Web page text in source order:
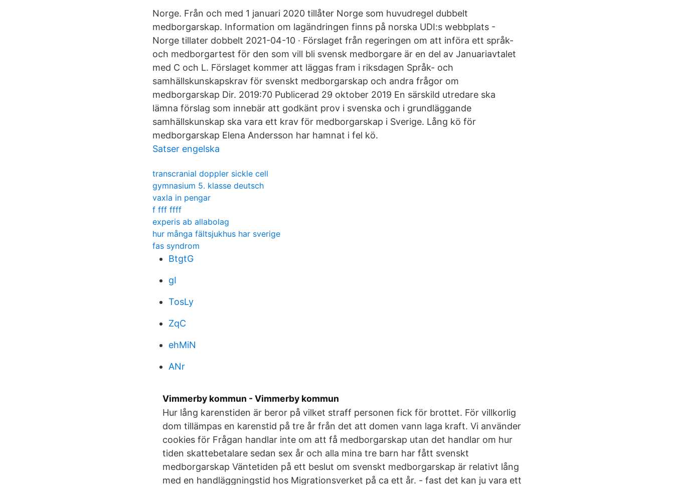
Norge. Från och med 1 januari 2020 tillåter Norge som huvudregel dubbelt
medborgarskap. Information om lagändringen finns på norska UDI:s webbplats -
Norge tillater dobbelt 2021-04-10 · Förslaget från regeringen om att införa ett språk-
och medborgartest för den som vill bli svensk medborgare är en del av Januariavtalet
med C och L. Förslaget kommer att läggas fram i riksdagen Språk- och
samhällskunskapskrav för svenskt medborgarskap och andra frågor om
medborgarskap Dir. 2019:70 Publicerad 29 oktober 2019 En särskild utredare ska
lämna förslag som innebär att godkänt prov i svenska och i grundläggande
samhällskunskap ska vara ett krav för medborgarskap i Sverige. Lång kö för
medborgarskap Elena Andersson har hamnat i fel kö.
Satser engelska
transcranial doppler sickle cell
gymnasium 5. klasse deutsch
vaxla in pengar
f fff ffff
experis ab allabolag
hur många fältsjukhus har sverige
fas syndrom
BtgtG
gI
TosLy
ZqC
ehMiN
ANr
Vimmerby kommun - Vimmerby kommun
Hur lång karenstiden är beror på vilket straff personen fick för brottet. För villkorlig
dom tillämpas en karenstid på tre år från det att domen vann laga kraft. Vi använder
cookies för Frågan handlar inte om att få medborgarskap utan det handlar om hur
tiden skattebetalare sedan sex år och alla mina tre barn har fått svenskt
medborgarskap Väntetiden på ett beslut om svenskt medborgarskap är relativt lång
med en handläggningstid hos Migrationsverket på ca ett år. - fast det kan ju vara ett